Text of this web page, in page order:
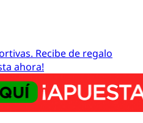
Recibe de regalo
ahora!